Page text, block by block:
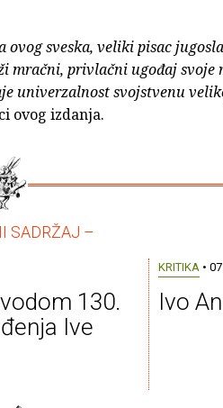
sveska, veliki pisac
mračni, privlačni ugođaj svoje
univerzalnost svojstvenu
ovog izdanja.
SADRŽAJ –
130.
Ive
KRITIKA •
Ivo